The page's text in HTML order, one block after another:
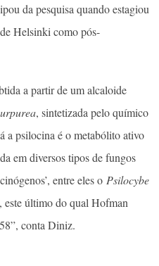
da pesquisa quando estagiou
Helsinki como pós-
a partir de um alcaloide
, sintetizada pelo químico
a psilocina é o metabólito ativo
em diversos tipos de fungos
entre eles o Psilocybe
, este último do qual Hofman
conta Diniz.